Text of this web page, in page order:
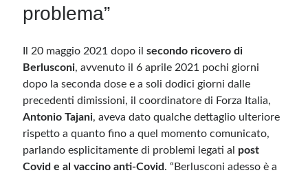
problema”
Il 20 maggio 2021 dopo ilsecondo ricovero di
Berlusconi, avvenuto il 6 aprile 2021 pochi giorni
dopo la seconda dose e a soli dodici giorni dalle
precedenti dimissioni, il coordinatore di Forza Italia,
Antonio Tajani, aveva dato qualche dettaglio ulteriore
rispetto a quanto fino a quel momento comunicato,
parlando esplicitamente di problemi legati al post
Covid e al vaccino anti-Covid. “Berlusconi adesso è a